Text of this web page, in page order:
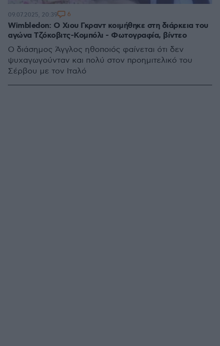
Wimbledon: Ο Χιου Γκραντ κοιμήθηκε στη διάρκεια του
αγώνα Τζόκοβιτς-Κομπόλι - Φωτογραφία, βίντεο
Ο διάσημος Άγγλος ηθοποιός φαίνεται ότι δεν
ψυχαγωγούνταν και πολύ στον προημιτελικό του
Σέρβου με τον Ιταλό
09.07.2025, 20:39 6